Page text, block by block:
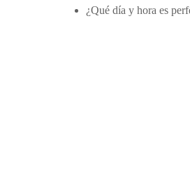
¿Qué día y hora es